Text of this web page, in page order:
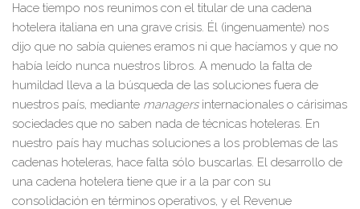
Hace tiempo nos reunimos con el titular de una cadena
hotelera italiana en una grave crisis. Él (ingenuamente) nos
dijo que no sabía quienes eramos ni que hacíamos y que no
había leído nunca nuestros libros. A menudo la falta de
humildad lleva a la búsqueda de las soluciones fuera de
nuestros país, mediante managersinternacionales o cárisimas
sociedades que no saben nada de técnicas hoteleras. En
nuestro país hay muchas soluciones a los problemas de las
cadenas hoteleras, hace falta sólo buscarlas. El desarrollo de
una cadena hotelera tiene que ir a la par con su
consolidación en términos operativos, y el Revenue